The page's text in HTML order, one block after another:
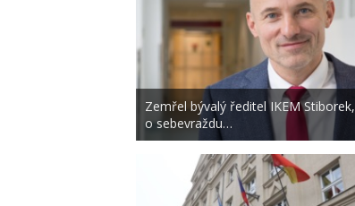
Zemřel bývalý ředitel IKEM Stiborek,
o sebevraždu…